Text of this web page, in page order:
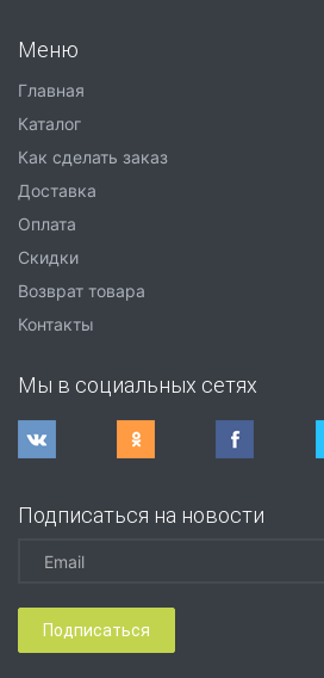
Меню
Главная
Каталог
Как сделать заказ
Доставка
Оплата
Скидки
Возврат товара
Контакты
Мы в социальных сетях
Подписаться на новости
Подписаться